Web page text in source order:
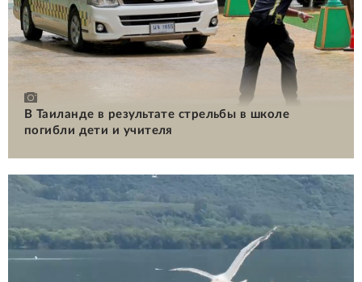
В Таиланде в результате стрельбы в школе
погибли дети и учителя